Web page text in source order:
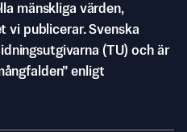
mänskliga värden,
vi publicerar. Svenska
(TU) och är
enligt